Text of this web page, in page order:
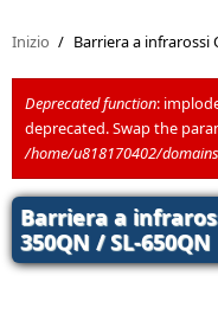
Inizio / Barriera a infrarossi
Messaggio di
Deprecated function:
deprecated. Swap the
/home/u818170402/
Barriera a
350QN / SL-650QN